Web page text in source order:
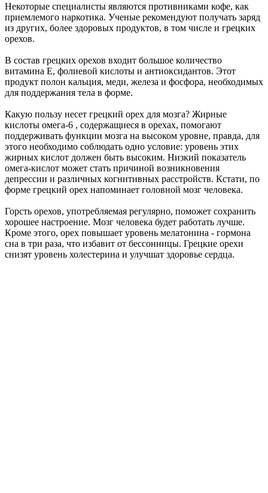
Некоторые специалисты являются противниками кофе, как
приемлемого наркотика. Ученые рекомендуют получать заряд
из других, более здоровых продуктов, в том числе и грецких
орехов.
В состав грецких орехов входит большое количество
витамина Е, фолиевой кислоты и антиоксидантов. Этот
продукт полон кальция, меди, железа и фосфора, необходимых
для поддержания тела в форме.
Какую пользу несет грецкий орех для мозга? Жирные
кислоты омега-6 , содержащиеся в орехах, помогают
поддерживать функции мозга на высоком уровне, правда, для
этого необходимо соблюдать одно условие: уровень этих
жирных кислот должен быть высоким. Низкий показатель
омега-кислот может стать причиной возникновения
депрессии и различных когнитивных расстройств. Кстати, по
форме грецкий орех напоминает головной мозг человека.
Горсть орехов, употребляемая регулярно, поможет сохранить
хорошее настроение. Мозг человека будет работать лучше.
Кроме этого, орех повышает уровень мелатонина - гормона
сна в три раза, что избавит от бессонницы. Грецкие орехи
снизят уровень холестерина и улучшат здоровье сердца.